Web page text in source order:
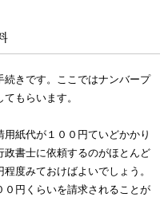
きです。ここではナンバープ
もらいます。
紙代が１００円ていどかかり
政書士に依頼するのがほとんど
度みておけばよいでしょう。
円くらいを請求されることが